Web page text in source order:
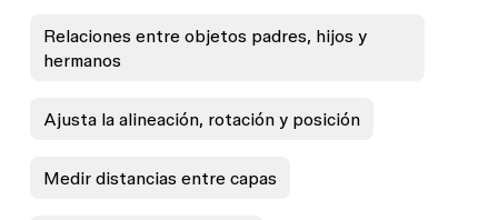
Relaciones entre objetos padres, hijos y
hermanos
Ajusta la alineación, rotación y posición
Medir distancias entre capas